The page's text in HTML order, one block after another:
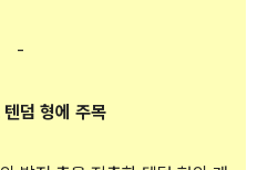
-
덤 형에 주목